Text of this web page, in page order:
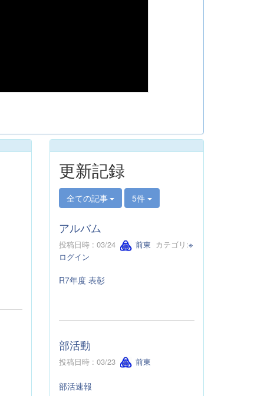
更新記録
全ての記事 5件
アルバム
投稿日時 : 03/24 前東 カテゴリ:※
ログイン
R7年度 表彰
部活動
投稿日時 : 03/23 前東
部活速報